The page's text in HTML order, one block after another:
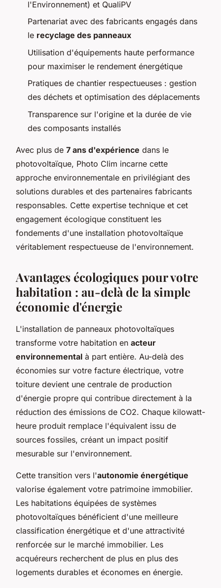
l'Environnement) et QualiPV
Partenariat avec des fabricants engagés dans
le recyclage des panneaux
Utilisation d'équipements haute performance
pour maximiser le rendement énergétique
Pratiques de chantier respectueuses : gestion
des déchets et optimisation des déplacements
Transparence sur l'origine et la durée de vie
des composants installés
Avec plus de 7 ans d'expérience dans le
photovoltaïque, Photo Clim incarne cette
approche environnementale en privilégiant des
solutions durables et des partenaires fabricants
responsables. Cette expertise technique et cet
engagement écologique constituent les
fondements d'une installation photovoltaïque
véritablement respectueuse de l'environnement.
Avantages écologiques pour votre
habitation : au-delà de la simple
économie d'énergie
L'installation de panneaux photovoltaïques
transforme votre habitation en acteur
environnemental à part entière. Au-delà des
économies sur votre facture électrique, votre
toiture devient une centrale de production
d'énergie propre qui contribue directement à la
réduction des émissions de CO2. Chaque kilowatt-
heure produit remplace l'équivalent issu de
sources fossiles, créant un impact positif
mesurable sur l'environnement.
Cette transition vers l'autonomie énergétique
valorise également votre patrimoine immobilier.
Les habitations équipées de systèmes
photovoltaïques bénéficient d'une meilleure
classification énergétique et d'une attractivité
renforcée sur le marché immobilier. Les
acquéreurs recherchent de plus en plus des
logements durables et économes en énergie.